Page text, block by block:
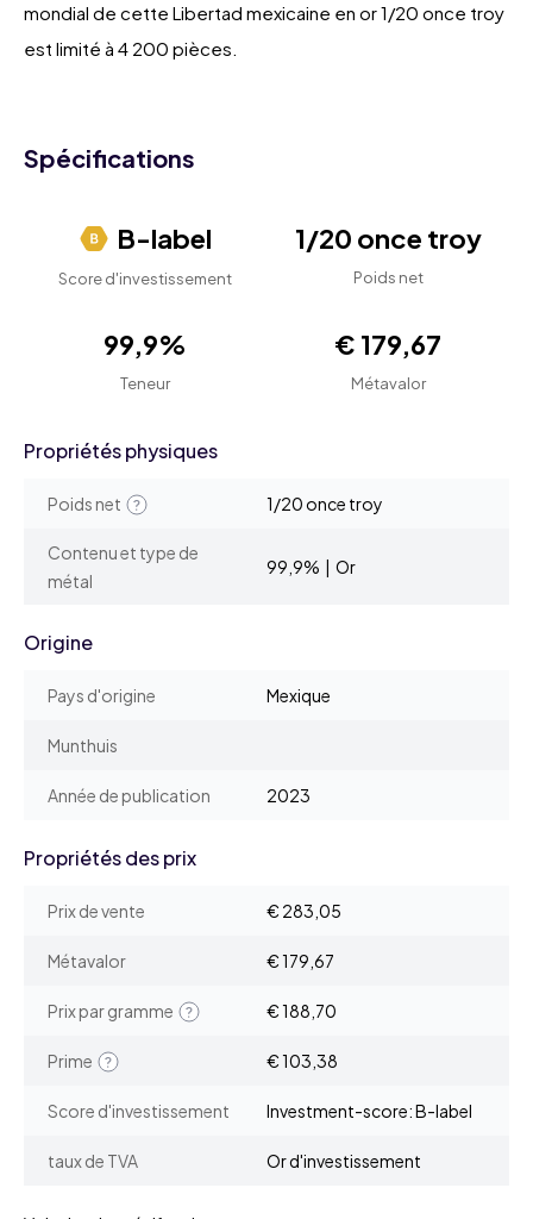
mondial de cette Libertad mexicaine en or 1/20 once troy
est limité à 4 200 pièces.
Spécifications
B-label
Score d'investissement
1/20 once troy
Poids net
99,9%
Teneur
€ 179,67
Métavalor
Propriétés physiques
Poids net 1/20 once troy
Contenu et type de
métal
99,9% | Or
Origine
Pays d'origine Mexique
Munthuis
Année de publication 2023
Propriétés des prix
Prix de vente € 283,05
Métavalor € 179,67
Prix par gramme € 188,70
Prime € 103,38
Score d'investissement Investment-score: B-label
taux de TVA Or d'investissement